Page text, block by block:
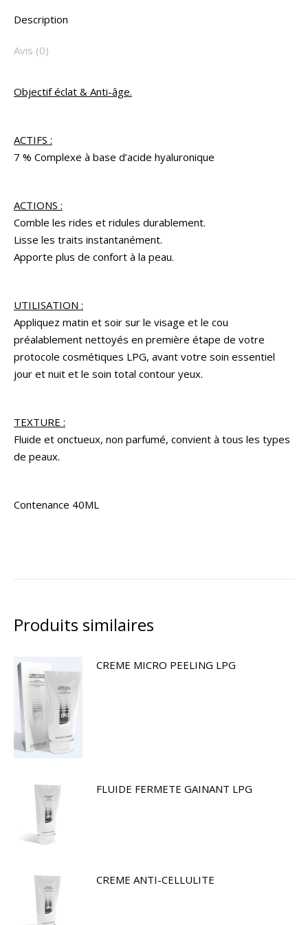
Description
Avis (0)
Objectif éclat & Anti-âge.
ACTIFS :
7 % Complexe à base d’acide hyaluronique
ACTIONS :
Comble les rides et ridules durablement.
Lisse les traits instantanément.
Apporte plus de confort à la peau.
UTILISATION :
Appliquez matin et soir sur le visage et le cou
préalablement nettoyés en première étape de votre
protocole cosmétiques LPG, avant votre soin essentiel
jour et nuit et le soin total contour yeux.
TEXTURE :
Fluide et onctueux, non parfumé, convient à tous les types
de peaux.
Contenance 40ML
Produits similaires
CREME MICRO PEELING LPG
FLUIDE FERMETE GAINANT LPG
CREME ANTI-CELLULITE